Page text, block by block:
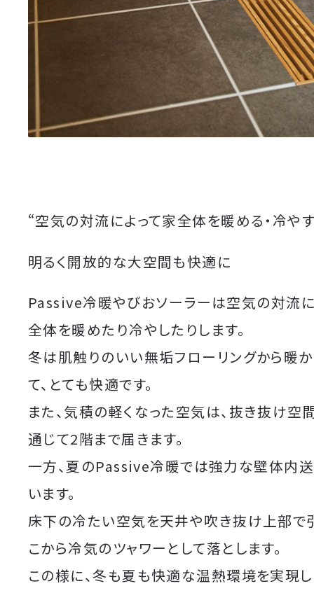
“空気の対流によって家全体を暖める・冷や
明るく開放的な大空間も快適に
Passive冷暖やびおソーラーは空気の対流に
全体を暖めたり冷やしたりします。
冬は肌触りのいい無垢フローリングから暖
て、とても快適です。
また、気積の軽くなった空気は、抜き抜け空
通じて2階まで届きます。
一方、夏のPassive冷暖では強力な壁体内
います。
床下の冷たい空気を天井や吹き抜け上部で
こから冷気のツャワーとして落とします。
この様に、冬も夏も快適な温熱環境を実現し